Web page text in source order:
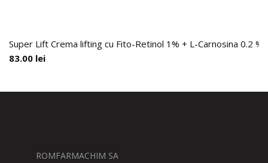
Super Lift Crema lifting cu Fito-Retinol 1% + L-Carnosina 0.2
83.00 lei
ROMFARMACHIM SA